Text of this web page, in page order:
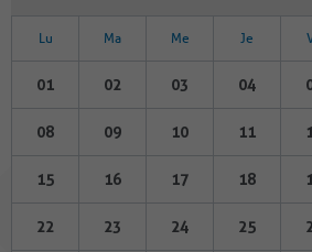
Lu Ma Me Je
01 02 03 04
08 09 10 11
15 16 17 18
22 23 24 25